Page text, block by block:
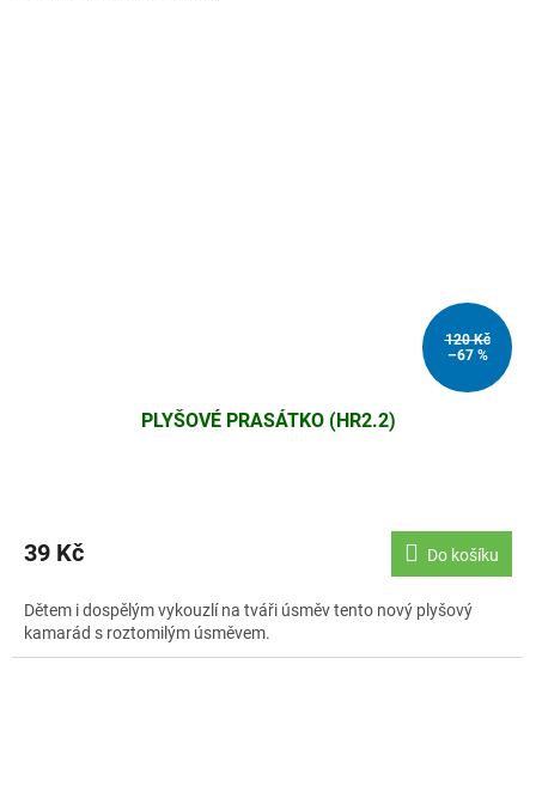
120 Kč
–67 %
PLYŠOVÉ PRASÁTKO (HR2.2)
39 Kč Do košíku
Dětem i dospělým vykouzlí na tváři úsměv tento nový plyšový
kamarád s roztomilým úsměvem.